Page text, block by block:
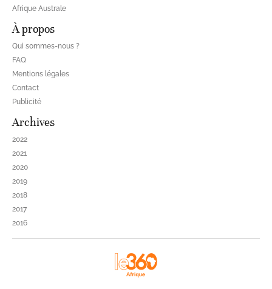
Afrique Australe
À propos
Qui sommes-nous ?
FAQ
Mentions légales
Contact
Publicité
Archives
2022
2021
2020
2019
2018
2017
2016